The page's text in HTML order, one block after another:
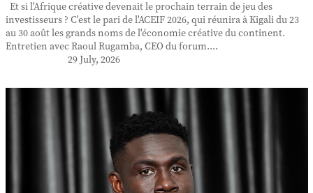
Et si l'Afrique créative devenait le prochain terrain de jeu des
investisseurs ? C'est le pari de l'ACEIF 2026, qui réunira à Kigali du 23
au 30 août les grands noms de l'économie créative du continent.
Entretien avec Raoul Rugamba, CEO du forum....
29 July, 2026